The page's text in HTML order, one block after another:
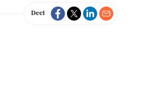
Deel